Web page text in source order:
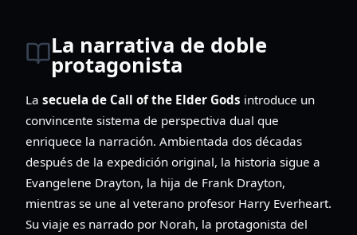
La narrativa de doble
protagonista
La secuela de Call of the Elder Gods introduce un
convincente sistema de perspectiva dual que
enriquece la narración. Ambientada dos décadas
después de la expedición original, la historia sigue a
Evangelene Drayton, la hija de Frank Drayton,
mientras se une al veterano profesor Harry Everheart.
Su viaje es narrado por Norah, la protagonista del